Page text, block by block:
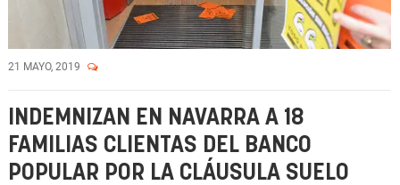
21 MAYO, 2019
INDEMNIZAN EN NAVARRA A 18
FAMILIAS CLIENTAS DEL BANCO
POPULAR POR LA CLÁUSULA SUELO